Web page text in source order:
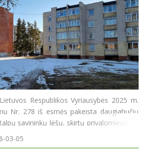
Respublikos Vyriausybės 2025 m.
Nr. 278 iš esmės pakeista daugiabučių
savininkų lėšų, skirtų privalomiesiems
naudojimo reikalavimams užtikrinti,
ir sukauptų lė
03-05